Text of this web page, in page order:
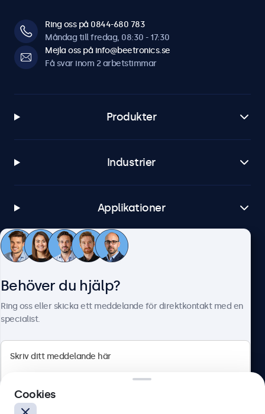
Ring oss på 0844-680 783
Måndag till fredag, 08:30 - 17:30
Mejla oss på info@beetronics.se
Få svar inom 2 arbetstimmar
Produkter
Industrier
Applikationer
Kundtjänst
Olof Palmesgata 29, Stockholm, 111 22, Sverige
Behöver du hjälp?
Ring oss eller skicka ett meddelande för direktkontakt med en
specialist.
Cookies